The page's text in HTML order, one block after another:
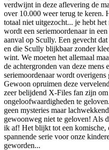
verdwijnt in deze aflevering de
over 10.000 weer terug te keren.
totaal niet uitgezocht... je hebt
wordt een seriemoordenaar in
aanval op Scully. Een gevecht
en die Scully blijkbaar zonder
wint. We moeten het allemaal
de achtergronden van deze mens
seriemoordenaar wordt overigens
Gewoon opruimen deze
zeer belijdend X-Files fan zijn
ongeloofwaardigheden te
geen mysteries maar
gewoonweg niet te geloven! Als
ik af! Het blijkt tot een komische,
spannende serie voor onze
geworden...